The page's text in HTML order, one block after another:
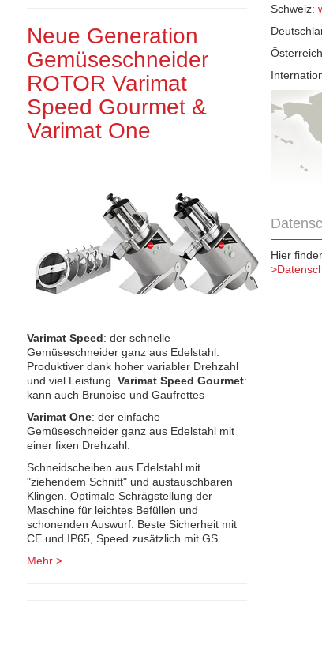
Neue Generation
Gemüseschneider
ROTOR Varimat
Speed Gourmet &
Varimat One
Varimat Speed: der schnelle
Gemüseschneider ganz aus Edelstahl.
Produktiver dank hoher variabler Drehzahl
und viel Leistung. Varimat Speed Gourmet:
kann auch Brunoise und Gaufrettes
Varimat One: der einfache
Gemüseschneider ganz aus Edelstahl mit
einer fixen Drehzahl.
Schneidscheiben aus Edelstahl mit
"ziehendem Schnitt" und austauschbaren
Klingen. Optimale Schrägstellung der
Maschine für leichtes Befüllen und
schonenden Auswurf. Beste Sicherheit mit
CE und IP65, Speed zusätzlich mit GS.
Mehr >
Schweiz:
Hier